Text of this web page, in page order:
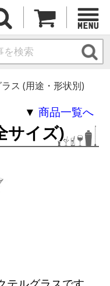
ス (用途・形状別)
サイズ)
▼商品一覧へ